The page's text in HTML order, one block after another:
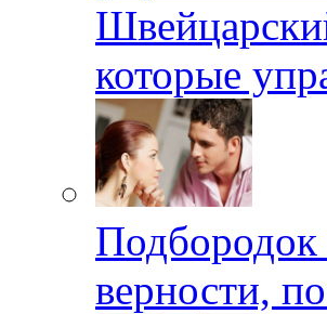
которые
верности,